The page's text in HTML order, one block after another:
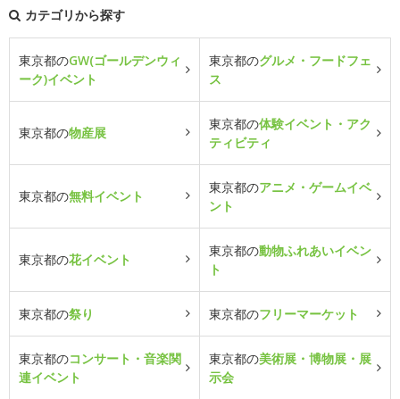
カテゴリから探す
東京都のGW(ゴールデンウィ
ーク)イベント
東京都のグルメ・フードフェ
ス
東京都の物産展
東京都の体験イベント・アク
ティビティ
東京都の無料イベント
東京都のアニメ・ゲームイベ
ント
東京都の花イベント
東京都の動物ふれあいイベン
ト
東京都の祭り 東京都のフリーマーケット
東京都のコンサート・音楽関
連イベント
東京都の美術展・博物展・展
示会